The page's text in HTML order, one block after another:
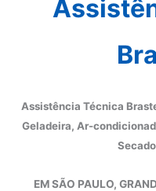
Assistência Técnica
Geladeira, Ar-
EM SÃO PAULO,